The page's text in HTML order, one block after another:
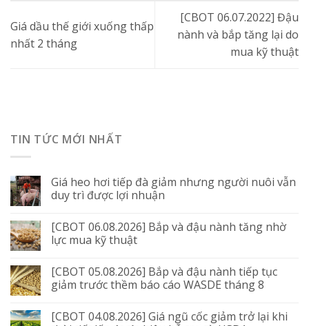
Giá dầu thế giới xuống thấp
nhất 2 tháng
[CBOT 06.07.2022] Đậu
nành và bắp tăng lại do
mua kỹ thuật
TIN TỨC MỚI NHẤT
Giá heo hơi tiếp đà giảm nhưng người nuôi vẫn
duy trì được lợi nhuận
[CBOT 06.08.2026] Bắp và đậu nành tăng nhờ
lực mua kỹ thuật
[CBOT 05.08.2026] Bắp và đậu nành tiếp tục
giảm trước thềm báo cáo WASDE tháng 8
[CBOT 04.08.2026] Giá ngũ cốc giảm trở lại khi